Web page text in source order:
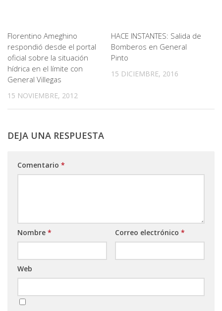
Florentino Ameghino
respondió desde el portal
oficial sobre la situación
hídrica en el límite con
General Villegas
15 NOVIEMBRE, 2012
HACE INSTANTES: Salida de
Bomberos en General
Pinto
15 DICIEMBRE, 2016
DEJA UNA RESPUESTA
Comentario *
Nombre * Correo electrónico *
Web